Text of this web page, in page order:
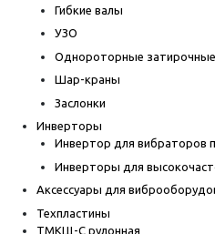
Гибкие валы
УЗО
Однороторные
Шар-краны
Заслонки
Инверторы
Инвертор для вибраторов
Инверторы для
Аксессуары для
Техпластины
ТМКЩ-С рулонная